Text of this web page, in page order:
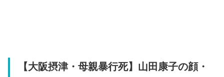
【大阪摂津・母親暴行死】山田康子の顔・